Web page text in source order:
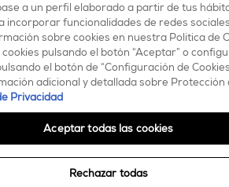
a un perfil elaborado a partir de tus
incorporar funcionalidades de redes
sobre cookies en nuestra Política de
pulsando el botón “Aceptar” o
el botón de “Configuración de
adicional y detallada sobre Protección
Privacidad
Rechazar todas
Aceptar todas las cookies